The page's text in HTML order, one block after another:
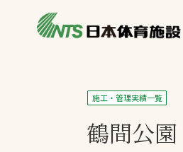
ニュース
ライブラリ
施工・管理実績一覧
鶴間公園